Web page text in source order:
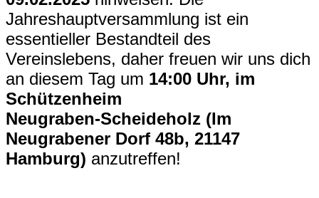
Jahreshauptversammlung ist ein
essentieller Bestandteil des
Vereinslebens, daher freuen wir uns dich
an diesem Tag um 14:00 Uhr, im
Schützenheim
Neugraben-Scheideholz (Im
Neugrabener Dorf 48b, 21147
Hamburg) anzutreffen!